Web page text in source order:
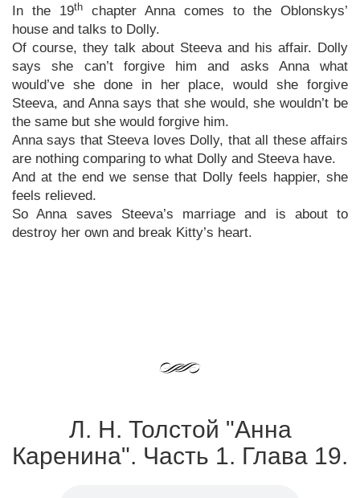
In the 19th
chapter Anna comes to the Oblonskys’
house and talks to Dolly.
Of course, they talk about Steeva and his affair. Dolly
says she can’t forgive him and asks Anna what
would’ve she done in her place, would she forgive
Steeva, and Anna says that she would, she wouldn’t be
the same but she would forgive him.
Anna says that Steeva loves Dolly, that all these affairs
are nothing comparing to what Dolly and Steeva have.
And at the end we sense that Dolly feels happier, she
feels relieved.
So Anna saves Steeva’s marriage and is about to
destroy her own and break Kitty’s heart.
Л. Н. Толстой "Анна
Каренина". Часть 1. Глава 19.